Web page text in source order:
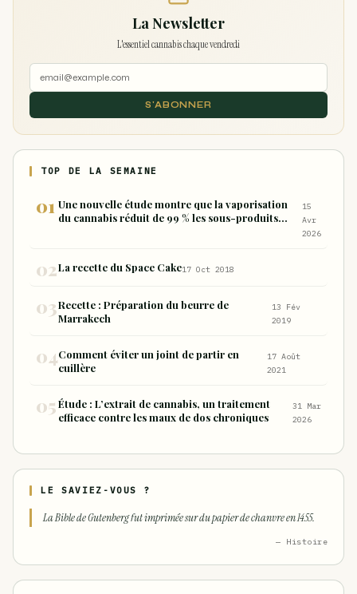
La Newsletter
L'essentiel cannabis chaque vendredi
S'ABONNER
TOP DE LA SEMAINE
Une nouvelle étude montre que la vaporisation
du cannabis réduit de 99 % les sous-produits
15
Avr
2026
La recette du Space Cake17 Oct 2018
Recette : Préparation du beurre de
Marrakech
13 Fév
2019
Comment éviter un joint de partir en
cuillère
17 Août
2021
Étude : L’extrait de cannabis, un traitement
efficace contre les maux de dos chroniques
31 Mar
2026
LE SAVIEZ-VOUS ?
La Bible de Gutenberg fut imprimée sur du papier de chanvre en 1455.
— Histoire